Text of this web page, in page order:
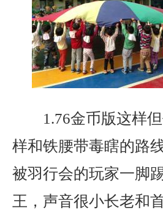
1.76金币版这样
样和铁腰带毒瞎的路
被羽行会的玩家一脚
王，声音很小长老和